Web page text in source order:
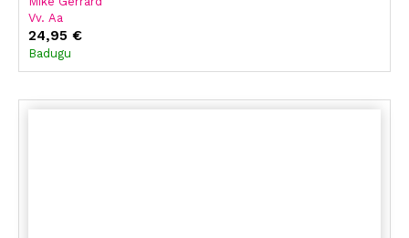
Vv. Aa
24,95 €
Badugu